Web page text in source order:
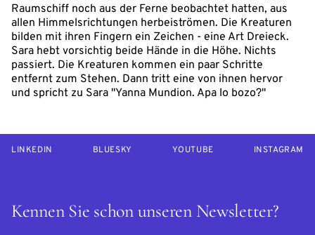
Raumschiff noch aus der Ferne beobachtet hatten, aus
allen Himmelsrichtungen herbeiströmen. Die Kreaturen
bilden mit ihren Fingern ein Zeichen - eine Art Dreieck.
Sara hebt vorsichtig beide Hände in die Höhe. Nichts
passiert. Die Kreaturen kommen ein paar Schritte
entfernt zum Stehen. Dann tritt eine von ihnen hervor
und spricht zu Sara "Yanna Mundion. Apa lo bozo?"
Kennen Sie schon unseren Newsletter?
LINKEDIN BLUESKY YOUTUBE INSTAGRAM